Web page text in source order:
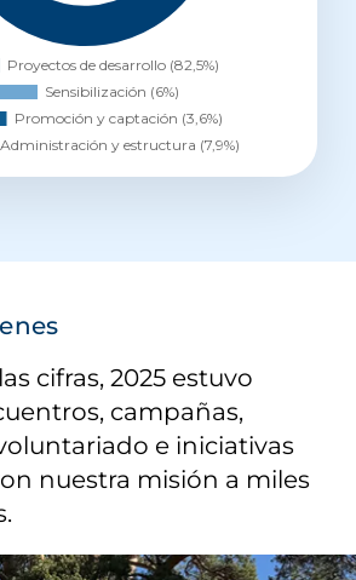
cifras, 2025 estuvo
campañas,
e iniciativas
nuestra misión a miles